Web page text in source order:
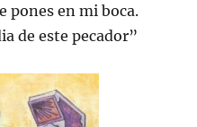
pones en mi boca.
de este pecador”